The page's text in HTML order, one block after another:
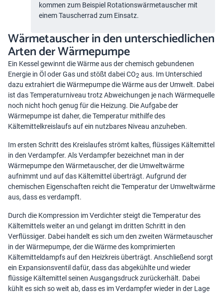
kommen zum Beispiel Rotationswärmetauscher mit
einem Tauscherrad zum Einsatz.
Wärmetauscher in den unterschiedlichen
Arten der Wärmepumpe
Ein Kessel gewinnt die Wärme aus der chemisch gebundenen
Energie in Öl oder Gas und stößt dabei CO2 aus. Im Unterschied
dazu extrahiert die Wärmepumpe die Wärme aus der Umwelt. Dabei
ist das Temperaturniveau trotz Abweichungen je nach Wärmequelle
noch nicht hoch genug für die Heizung. Die Aufgabe der
Wärmepumpe ist daher, die Temperatur mithilfe des
Kältemittelkreislaufs auf ein nutzbares Niveau anzuheben.
Im ersten Schritt des Kreislaufes strömt kaltes, flüssiges Kältemittel
in den Verdampfer. Als Verdampfer bezeichnet man in der
Wärmepumpe den Wärmetauscher, der die Umweltwärme
aufnimmt und auf das Kältemittel überträgt. Aufgrund der
chemischen Eigenschaften reicht die Temperatur der Umweltwärme
aus, dass es verdampft.
Durch die Kompression im Verdichter steigt die Temperatur des
Kältemittels weiter an und gelangt im dritten Schritt in den
Verflüssiger. Dabei handelt es sich um den zweiten Wärmetauscher
in der Wärmepumpe, der die Wärme des komprimierten
Kältemitteldampfs auf den Heizkreis überträgt. Anschließend sorgt
ein Expansionsventil dafür, dass das abgekühlte und wieder
flüssige Kältemittel seinen Ausgangsdruck zurückerhält. Dabei
kühlt es sich so weit ab, dass es im Verdampfer wieder in der Lage